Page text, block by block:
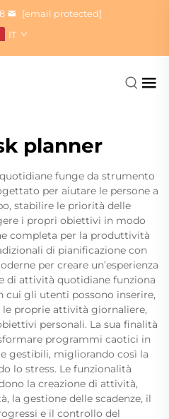
[email protected]
IT
planner
funge da strumento
per aiutare le persone a
stabilire le priorità delle
i propri obiettivi in modo
completa per la produttività
di pianificazione con
per creare un’esperienza
di attività quotidiane funziona
gli utenti possono inserire,
proprie attività giornaliere,
personali. La sua finalità
programmi caotici in
gestibili, migliorando così la
lo stress. Le funzionalità
la creazione di attività,
la gestione delle scadenze, il
e il controllo del